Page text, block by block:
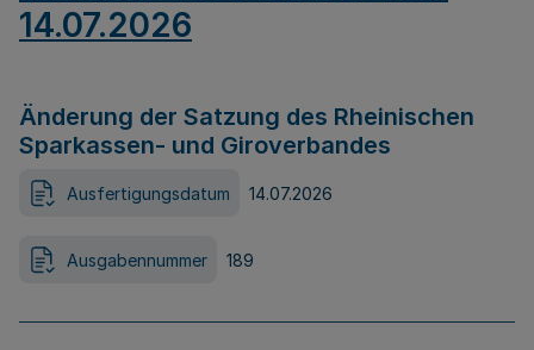
14.07.2026
Änderung der Satzung des Rheinischen
Sparkassen- und Giroverbandes
Ausfertigungsdatum 14.07.2026
Ausgabennummer 189